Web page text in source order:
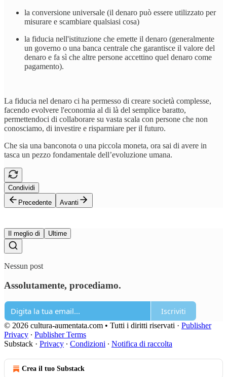
la conversione universale (il denaro può essere utilizzato per
misurare e scambiare qualsiasi cosa)
la fiducia nell'istituzione che emette il denaro (generalmente
un governo o una banca centrale che garantisce il valore del
denaro e fa sì che altre persone accettino quel denaro come
pagamento).
La fiducia nel denaro ci ha permesso di creare società complesse,
facendo evolvere l'economia al di là del semplice baratto,
permettendoci di collaborare su vasta scala con persone che non
conosciamo, di investire e risparmiare per il futuro.
Che sia una banconota o una piccola moneta, ora sai di avere in
tasca un pezzo fondamentale dell’evoluzione umana.
Condividi
Precedente
Avanti
Il meglio di Ultime
Nessun post
Assolutamente, procediamo.
Iscriviti
© 2026 cultura-aumentata.com • Tutti i diritti riservati · Publisher
Privacy ∙ Publisher Terms
Substack · Privacy ∙ Condizioni ∙ Notifica di raccolta
Crea il tuo Substack